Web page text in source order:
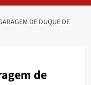
DE DUQUE DE
de